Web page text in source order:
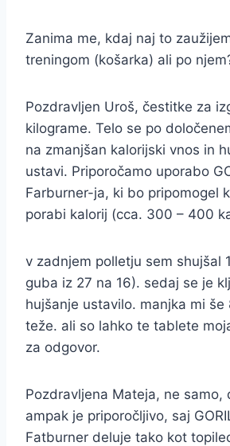
Zanima me, kdaj naj to
treningom (košarka) ali po
Pozdravljen Uroš, čestitke za
kilograme. Telo se po
na zmanjšan kalorijski vnos in
ustavi. Priporočamo uporabo
Farburner-ja, ki bo pripomogel
porabi kalorij (cca. 300 – 400
v zadnjem polletju sem shujšal
guba iz 27 na 16). sedaj se je
hujšanje ustavilo. manjka mi še
teže. ali so lahko te tablete
za odgovor.
Pozdravljena Mateja, ne samo,
ampak je priporočljivo, saj
Fatburner deluje tako kot